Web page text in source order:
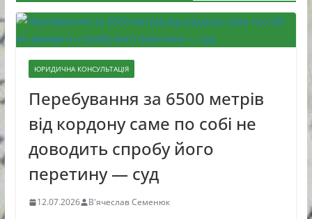
ЮРИДИЧНА КОНСУЛЬТАЦІЯ
Перебування за 6500 метрів
від кордону саме по собі не
доводить спробу його
перетину — суд
12.07.2026 В'ячеслав Семенюк